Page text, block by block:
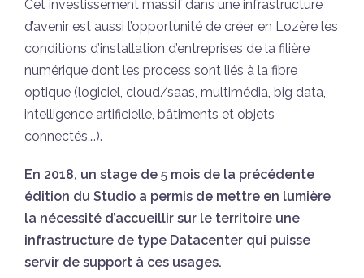
Cet investissement massif dans une infrastructure
d’avenir est aussi l’opportunité de créer en Lozère les
conditions d’installation d’entreprises de la filière
numérique dont les process sont liés à la fibre
optique (logiciel, cloud/saas, multimédia, big data,
intelligence artificielle, bâtiments et objets
connectés,…).
En 2018, un stage de 5 mois de la précédente
édition du Studio a permis de mettre en lumière
la nécessité d’accueillir sur le territoire une
infrastructure de type Datacenter qui puisse
servir de support à ces usages.